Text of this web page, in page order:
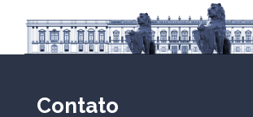
Contato